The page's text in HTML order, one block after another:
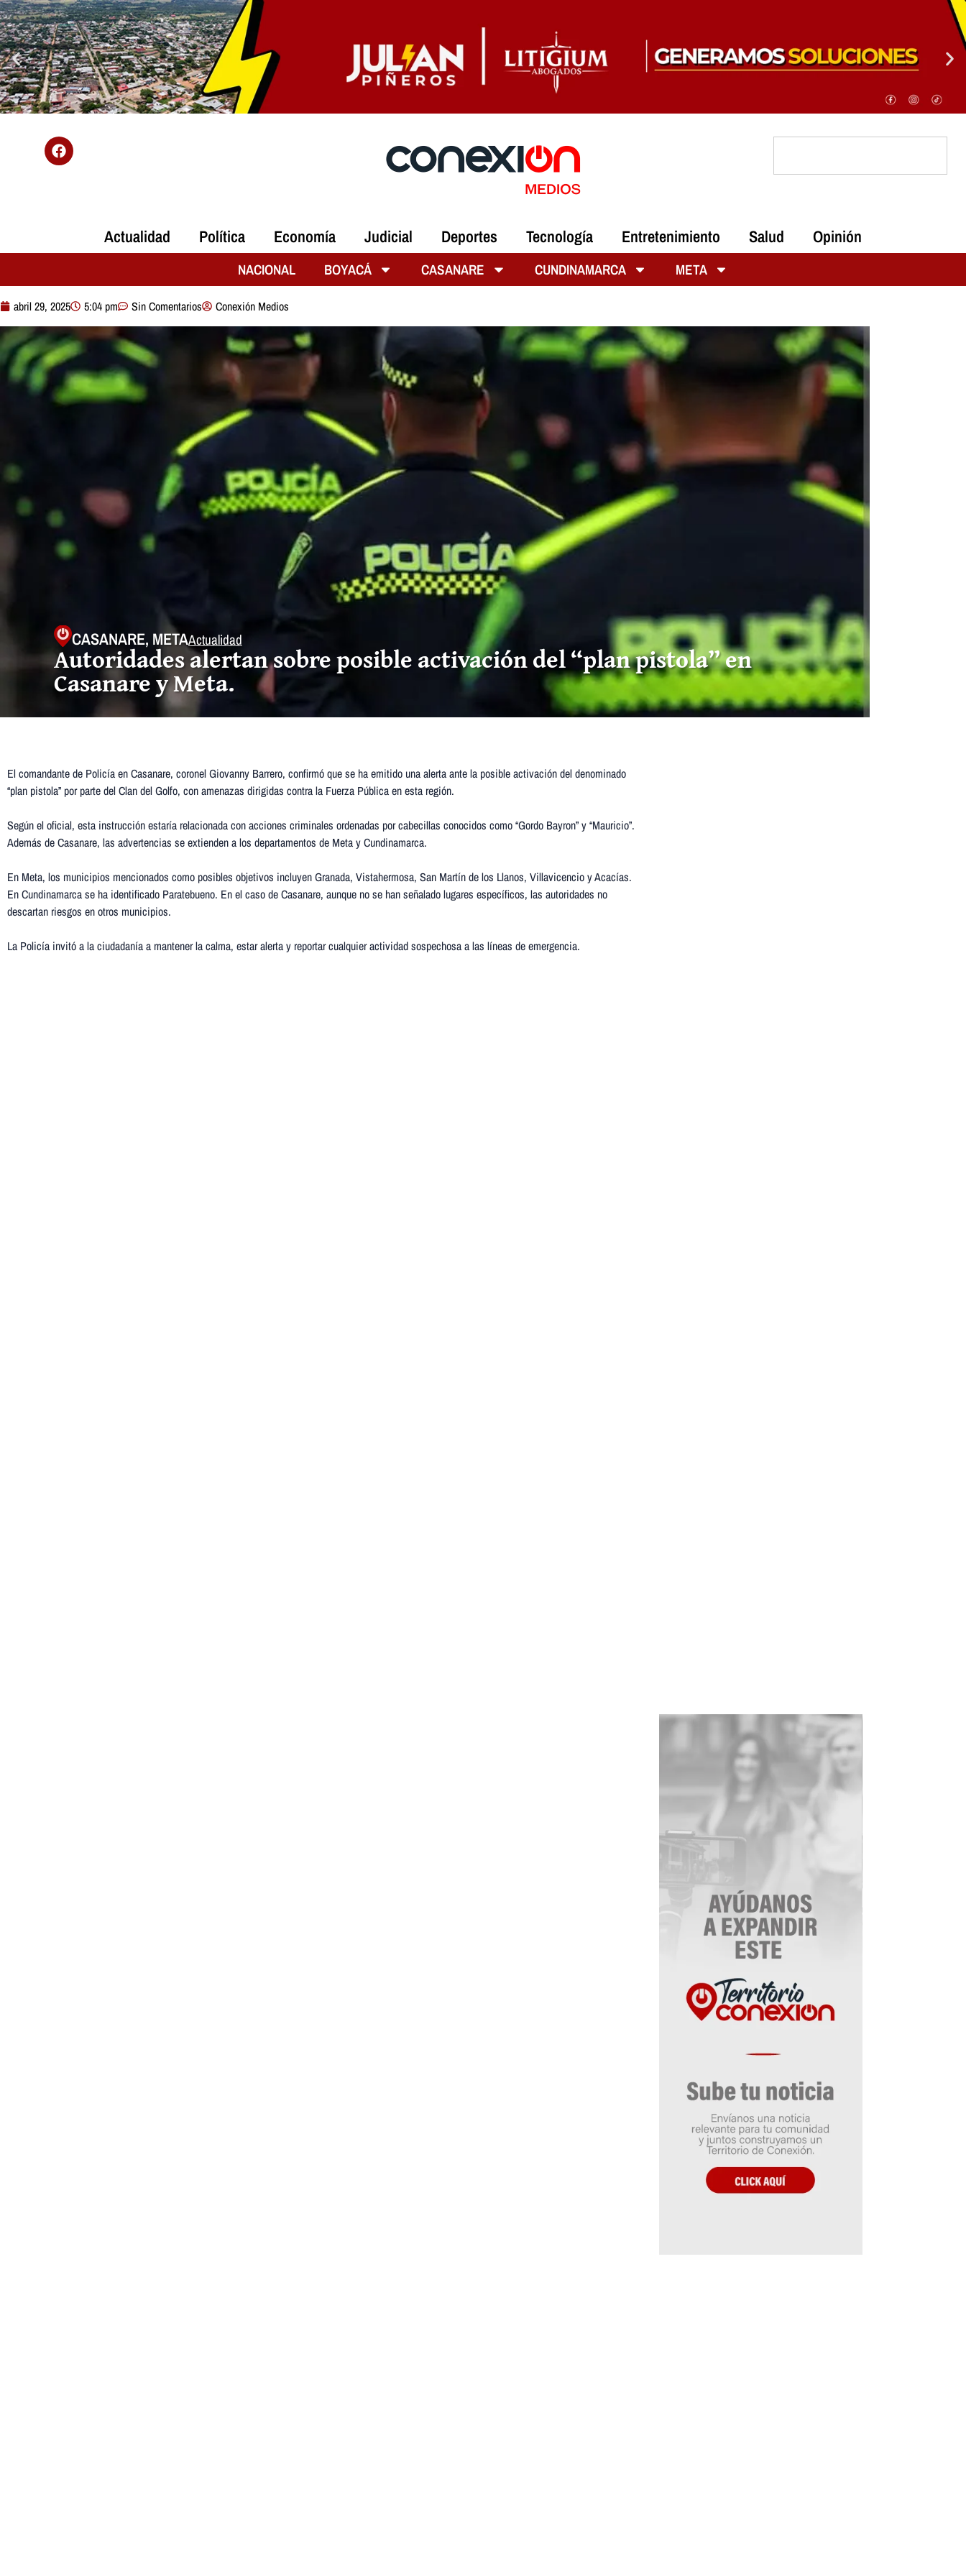
Actualidad Política Economía Judicial Deportes Tecnología Entretenimiento Salud Opinión
NACIONAL BOYACÁ CASANARE CUNDINAMARCA META
abril 29, 2025 5:04 pm Sin Comentarios Conexión Medios
CASANARE, METAActualidad
Autoridades alertan sobre posible activación del “plan pistola” en
Casanare y Meta.
El comandante de Policía en Casanare, coronel Giovanny Barrero, confirmó que se ha emitido una alerta ante la posible activación del denominado
“plan pistola” por parte del Clan del Golfo, con amenazas dirigidas contra la Fuerza Pública en esta región.
Según el oficial, esta instrucción estaría relacionada con acciones criminales ordenadas por cabecillas conocidos como “Gordo Bayron” y “Mauricio”.
Además de Casanare, las advertencias se extienden a los departamentos de Meta y Cundinamarca.
En Meta, los municipios mencionados como posibles objetivos incluyen Granada, Vistahermosa, San Martín de los Llanos, Villavicencio y Acacías.
En Cundinamarca se ha identificado Paratebueno. En el caso de Casanare, aunque no se han señalado lugares específicos, las autoridades no
descartan riesgos en otros municipios.
La Policía invitó a la ciudadanía a mantener la calma, estar alerta y reportar cualquier actividad sospechosa a las líneas de emergencia.